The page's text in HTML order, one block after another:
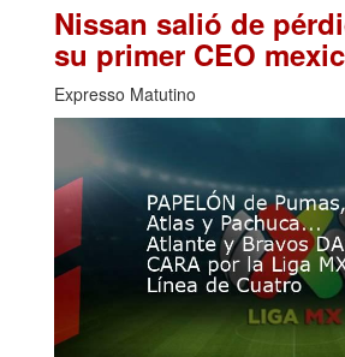
Nissan salió de
su primer CEO
Expresso Matutino